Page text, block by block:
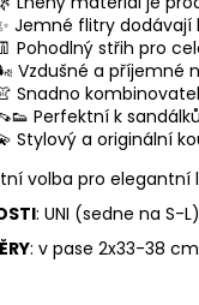
Jemné flitry
Pohodlný střih pro
Vzdušné a příjemné
Snadno
Perfektní k
Stylový a originální
volba pro elegantní
: UNI (sedne na S-L)
: v pase 2x33-38